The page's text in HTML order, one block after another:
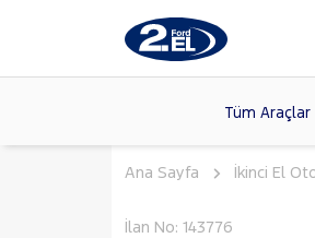
Tüm Araçlar
Markalar
Modeller
Ana Sayfa İkinci El
İlan No: 143776